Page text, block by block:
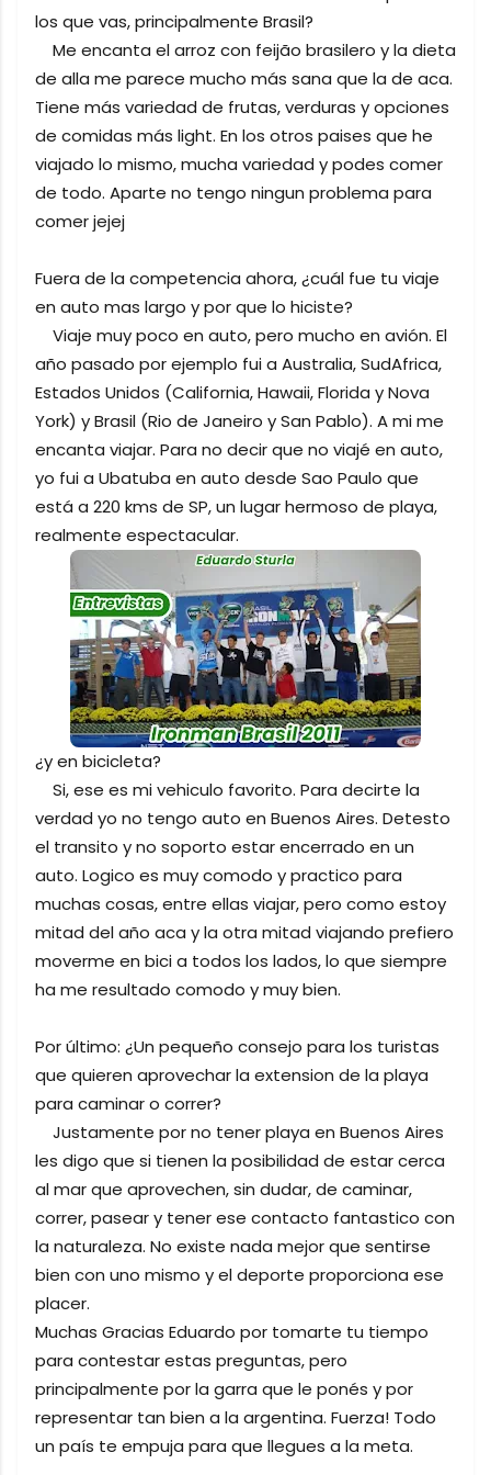
los que vas, principalmente Brasil?
Me encanta el arroz con feijão brasilero y la dieta
de alla me parece mucho más sana que la de aca.
Tiene más variedad de frutas, verduras y opciones
de comidas más light. En los otros paises que he
viajado lo mismo, mucha variedad y podes comer
de todo. Aparte no tengo ningun problema para
comer jejej
Fuera de la competencia ahora, ¿cuál fue tu viaje
en auto mas largo y por que lo hiciste?
Viaje muy poco en auto, pero mucho en avión. El
año pasado por ejemplo fui a Australia, SudAfrica,
Estados Unidos (California, Hawaii, Florida y Nova
York) y Brasil (Rio de Janeiro y San Pablo). A mi me
encanta viajar. Para no decir que no viajé en auto,
yo fui a Ubatuba en auto desde Sao Paulo que
está a 220 kms de SP, un lugar hermoso de playa,
realmente espectacular.
¿y en bicicleta?
Si, ese es mi vehiculo favorito. Para decirte la
verdad yo no tengo auto en Buenos Aires. Detesto
el transito y no soporto estar encerrado en un
auto. Logico es muy comodo y practico para
muchas cosas, entre ellas viajar, pero como estoy
mitad del año aca y la otra mitad viajando prefiero
moverme en bici a todos los lados, lo que siempre
ha me resultado comodo y muy bien.
Por último: ¿Un pequeño consejo para los turistas
que quieren aprovechar la extension de la playa
para caminar o correr?
Justamente por no tener playa en Buenos Aires
les digo que si tienen la posibilidad de estar cerca
al mar que aprovechen, sin dudar, de caminar,
correr, pasear y tener ese contacto fantastico con
la naturaleza. No existe nada mejor que sentirse
bien con uno mismo y el deporte proporciona ese
placer.
Muchas Gracias Eduardo por tomarte tu tiempo
para contestar estas preguntas, pero
principalmente por la garra que le ponés y por
representar tan bien a la argentina. Fuerza! Todo
un país te empuja para que llegues a la meta.